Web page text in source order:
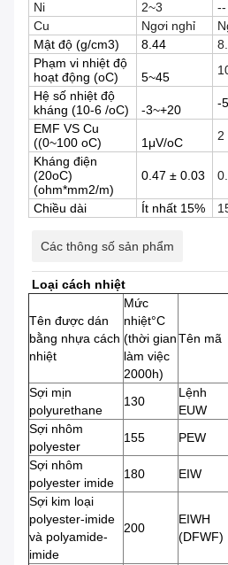
Ni 2~3 --
Cu
Ngơi nghỉ
Mật độ (g/cm3)
8.44
Phạm vi nhiệt độ
hoạt động (oC)
5~45
Hệ số nhiệt độ
kháng (10-6 /oC)
-3~+20 -
EMF VS Cu
((0~100 oC)
1μV/oC 2
Kháng điện
(20oC)
(ohm*mm2/m)
0.47 ± 0.03
Chiều dài Ít nhất 15%
Các thông số sản phẩm
Loại cách nhiệt
Tên được dán
bằng nhựa cách
nhiệt
Mức
nhiệt°C
(thời gian
làm việc
2000h)
Tên mã
Sợi mịn
polyurethane
130
Lệnh
EUW
Sợi nhôm
polyester
155 PEW
Sợi nhôm
polyester imide
180 EIW
Sợi kim loại
polyester-imide
và polyamide-
imide
200
EIWH
(DFWF)